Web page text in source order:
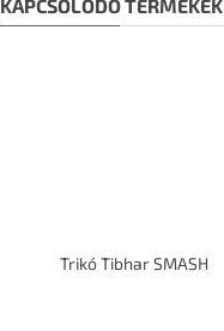
KAPCSOLÓDÓ TERMÉKEK
Trikó Tibhar SMASH